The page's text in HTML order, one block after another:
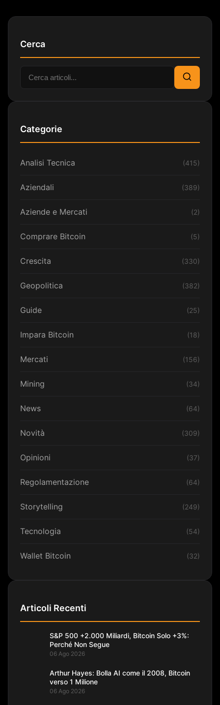
Cerca
Cerca:
Cerca
Categorie
Analisi Tecnica (415)
Aziendali (389)
Aziende e Mercati (2)
Comprare Bitcoin (5)
Crescita (330)
Geopolitica (382)
Guide (25)
Impara Bitcoin (18)
Mercati (156)
Mining (34)
News (64)
Novità (309)
Opinioni (37)
Regolamentazione (64)
Storytelling (249)
Tecnologia (54)
Wallet Bitcoin (32)
Articoli Recenti
S&P 500 +2.000 Miliardi, Bitcoin Solo +3%:
Perché Non Segue
06 Ago 2026
Arthur Hayes: Bolla AI come il 2008, Bitcoin
verso 1 Milione
06 Ago 2026